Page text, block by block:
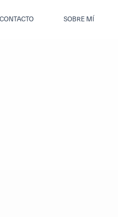
CONTACTO SOBRE MÍ